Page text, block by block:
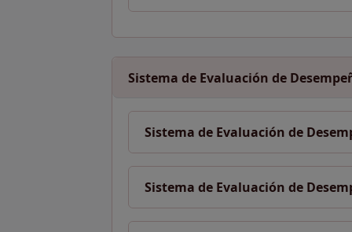
Sistema de Evaluación de
Sistema de Evaluación de
Sistema de Evaluación de